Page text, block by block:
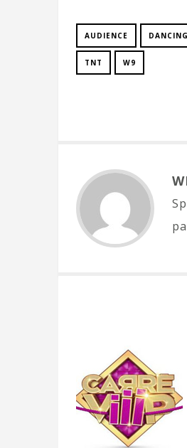
AUDIENCE DANCING
TNT W9